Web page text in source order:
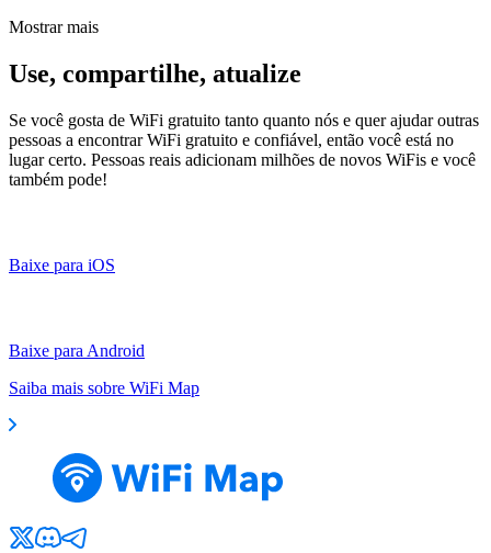
Mostrar mais
Use, compartilhe, atualize
Se você gosta de WiFi gratuito tanto quanto nós e quer ajudar outras
pessoas a encontrar WiFi gratuito e confiável, então você está no
lugar certo. Pessoas reais adicionam milhões de novos WiFis e você
também pode!
Baixe para iOS
Baixe para Android
Saiba mais sobre WiFi Map